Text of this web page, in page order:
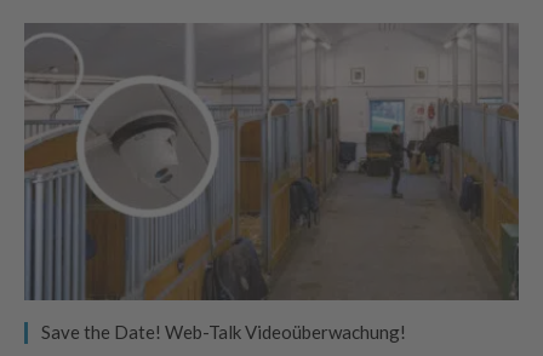
Save the Date! Web-Talk Videoüberwachung!